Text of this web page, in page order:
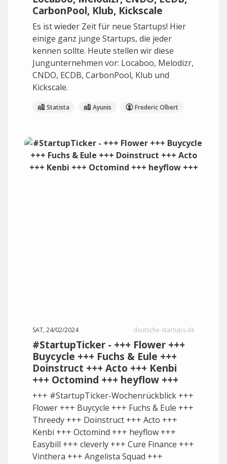
CarbonPool, Klub, Kickscale
Es ist wieder Zeit für neue Startups! Hier
einige ganz junge Startups, die jeder
kennen sollte. Heute stellen wir diese
Jungunternehmen vor: Locaboo, Melodizr,
CNDO, ECDB, CarbonPool, Klub und
Kickscale.
Statista Ayunis Frederic Olbert
SAT, 24/02/2024 deutsche-startups.de
#StartupTicker - +++ Flower +++
Buycycle +++ Fuchs & Eule +++
Doinstruct +++ Acto +++ Kenbi
+++ Octomind +++ heyflow +++
+++ #StartupTicker-Wochenrückblick +++
Flower +++ Buycycle +++ Fuchs & Eule +++
Threedy +++ Doinstruct +++ Acto +++
Kenbi +++ Octomind +++ heyflow +++
Easybill +++ cleverly +++ Cure Finance +++
Vinthera +++ Angelista Squad +++